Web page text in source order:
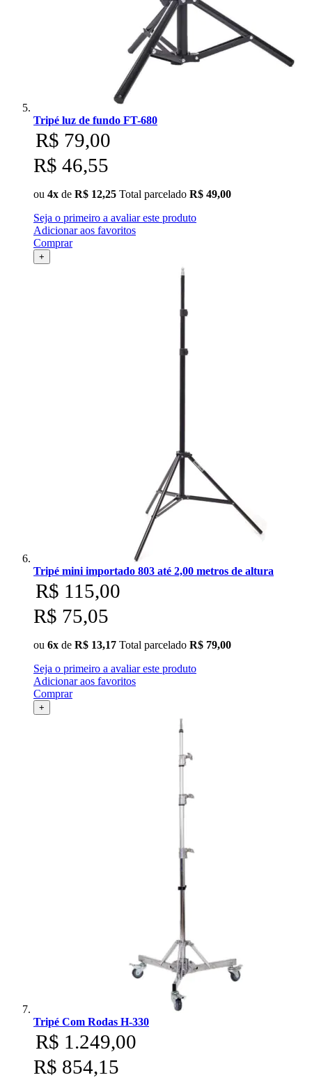
Tripé luz de fundo FT-680
R$ 79,00
R$ 46,55
ou 4x de R$ 12,25 Total parcelado R$ 49,00
Seja o primeiro a avaliar este produto
Adicionar aos favoritos
Comprar
+
Tripé mini importado 803 até 2,00 metros de altura
R$ 115,00
R$ 75,05
ou 6x de R$ 13,17 Total parcelado R$ 79,00
Seja o primeiro a avaliar este produto
Adicionar aos favoritos
Comprar
+
Tripé Com Rodas H-330
R$ 1.249,00
R$ 854,15